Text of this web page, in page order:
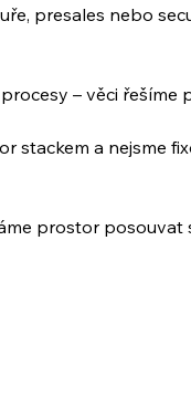
presales nebo
– věci
stackem a nejsme
prostor